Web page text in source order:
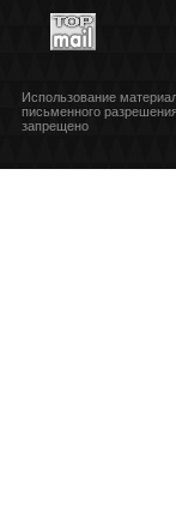
Использование
письменного
запрещено